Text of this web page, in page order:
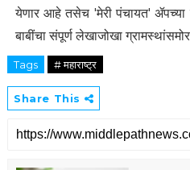
येणार आहे तसेच 'मेरी पंचायत' ॲपच्या
बाबींचा संपूर्ण लेखाजोखा
Tags # महाराष्ट्र
Share This